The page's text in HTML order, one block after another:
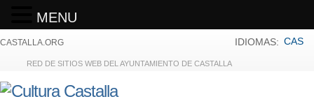
CASTALLA.ORG
RED DE SITIOS WEB DEL AYUNTAMIENTO DE CASTALLA
IDIOMAS: CAS
MENU